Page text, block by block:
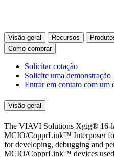
Visão geral Recursos
Como comprar
Solicitar cotação
Solicite uma demonstração
Entrar em contato com um
Visão geral
The VIAVI Solutions Xgig® 16-
MCIO/CopprLink™ Interposer
for developing, debugging and
MCIO/CopprLink™ devices used